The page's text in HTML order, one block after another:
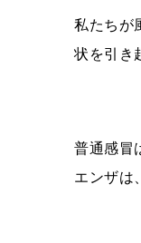
私たちが
状を引き
普通感冒
エンザは